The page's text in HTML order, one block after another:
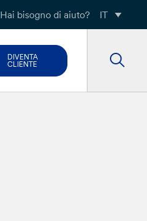
Hai bisogno di aiuto? IT
DIVENTA
CLIENTE